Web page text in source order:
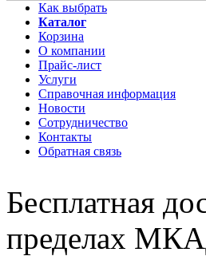
Как выбрать
Каталог
Корзина
О компании
Прайс-лист
Услуги
Справочная информация
Новости
Сотрудничество
Контакты
Обратная связь
Бесплатная
пределах